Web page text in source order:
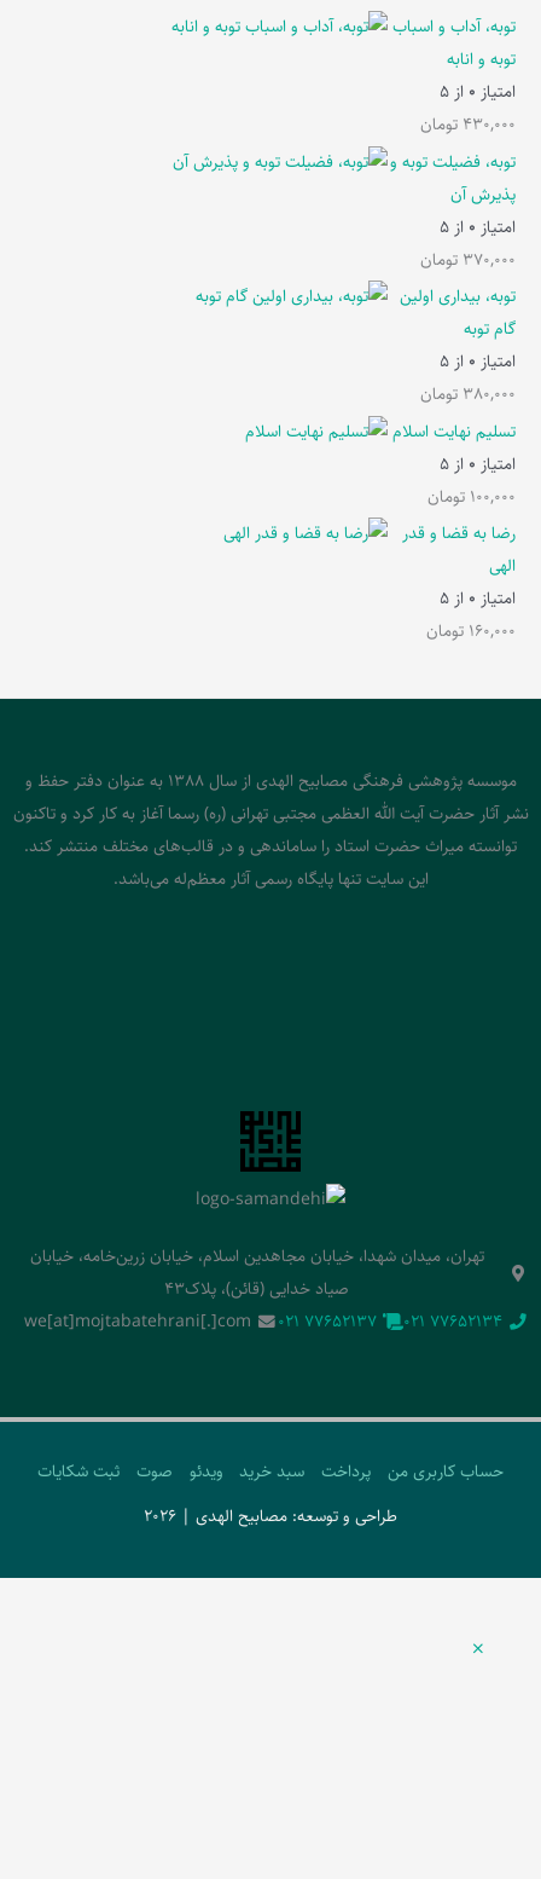
توبه، آداب و اسباب
توبه و انابه
امتیاز 0 از 5
430,000 تومان
توبه، فضیلت توبه و
پذیرش آن
امتیاز 0 از 5
370,000 تومان
توبه، بیداری اولین
گام توبه
امتیاز 0 از 5
380,000 تومان
تسلیم نهایت اسلام
امتیاز 0 از 5
100,000 تومان
رضا به قضا و قدر
الهی
امتیاز 0 از 5
160,000 تومان
موسسه پژوهشی فرهنگی مصابیح الهدی از سال 1388 به عنوان دفتر حفظ و
نشر آثار حضرت آیت الله العظمی مجتبی تهرانی (ره) رسما آغاز به کار کرد و تاکنون
توانسته میراث حضرت استاد را ساماندهی و در قالب‌های مختلف منتشر کند.
این سایت تنها پایگاه رسمی آثار معظم‌له می‌باشد.
تهران، میدان شهدا، خیابان مجاهدین اسلام، خیابان زرین‌خامه، خیابان
صیاد خدایی (قائن)، پلاک43
‭021 77652134‬
‭021 77652137‬
we[at]mojtabatehrani[.]com
حساب کاربری من پرداخت سبد خرید ویدئو صوت
ثبت شکایات
طراحی و توسعه: مصابیح الهدی | 2026